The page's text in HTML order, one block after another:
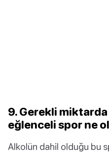
9. Gerekli
eğlenceli spor ne
Alkolün dahil olduğu bu